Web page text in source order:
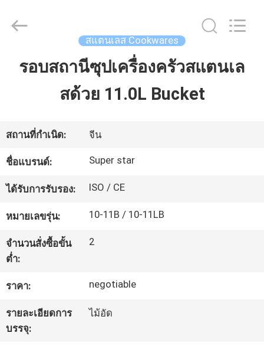
บ้าน
วิดีโอ
เรา
โรงงาน
Guangzhou
IMO
Reserved.
สแตนเลส Cookwares
รอบสถานีซุปเครื่องครัวสแตนเล
สด้วย 11.0L Bucket
สถานที่กำเนิด: จีน
ชื่อแบรนด์: Super star
ได้รับการรับรอง: ISO / CE
หมายเลขรุ่น: 10-11B / 10-11LB
จำนวนสั่งซื้อขั้น
ต่ำ:
2
ราคา: negotiable
รายละเอียดการ
บรรจุ:
ไม้อัด